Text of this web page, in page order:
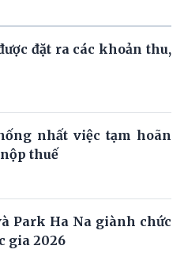
đặt ra các khoản thu,
nhất việc tạm hoãn
thuế
Park Ha Na giành chức
gia 2026